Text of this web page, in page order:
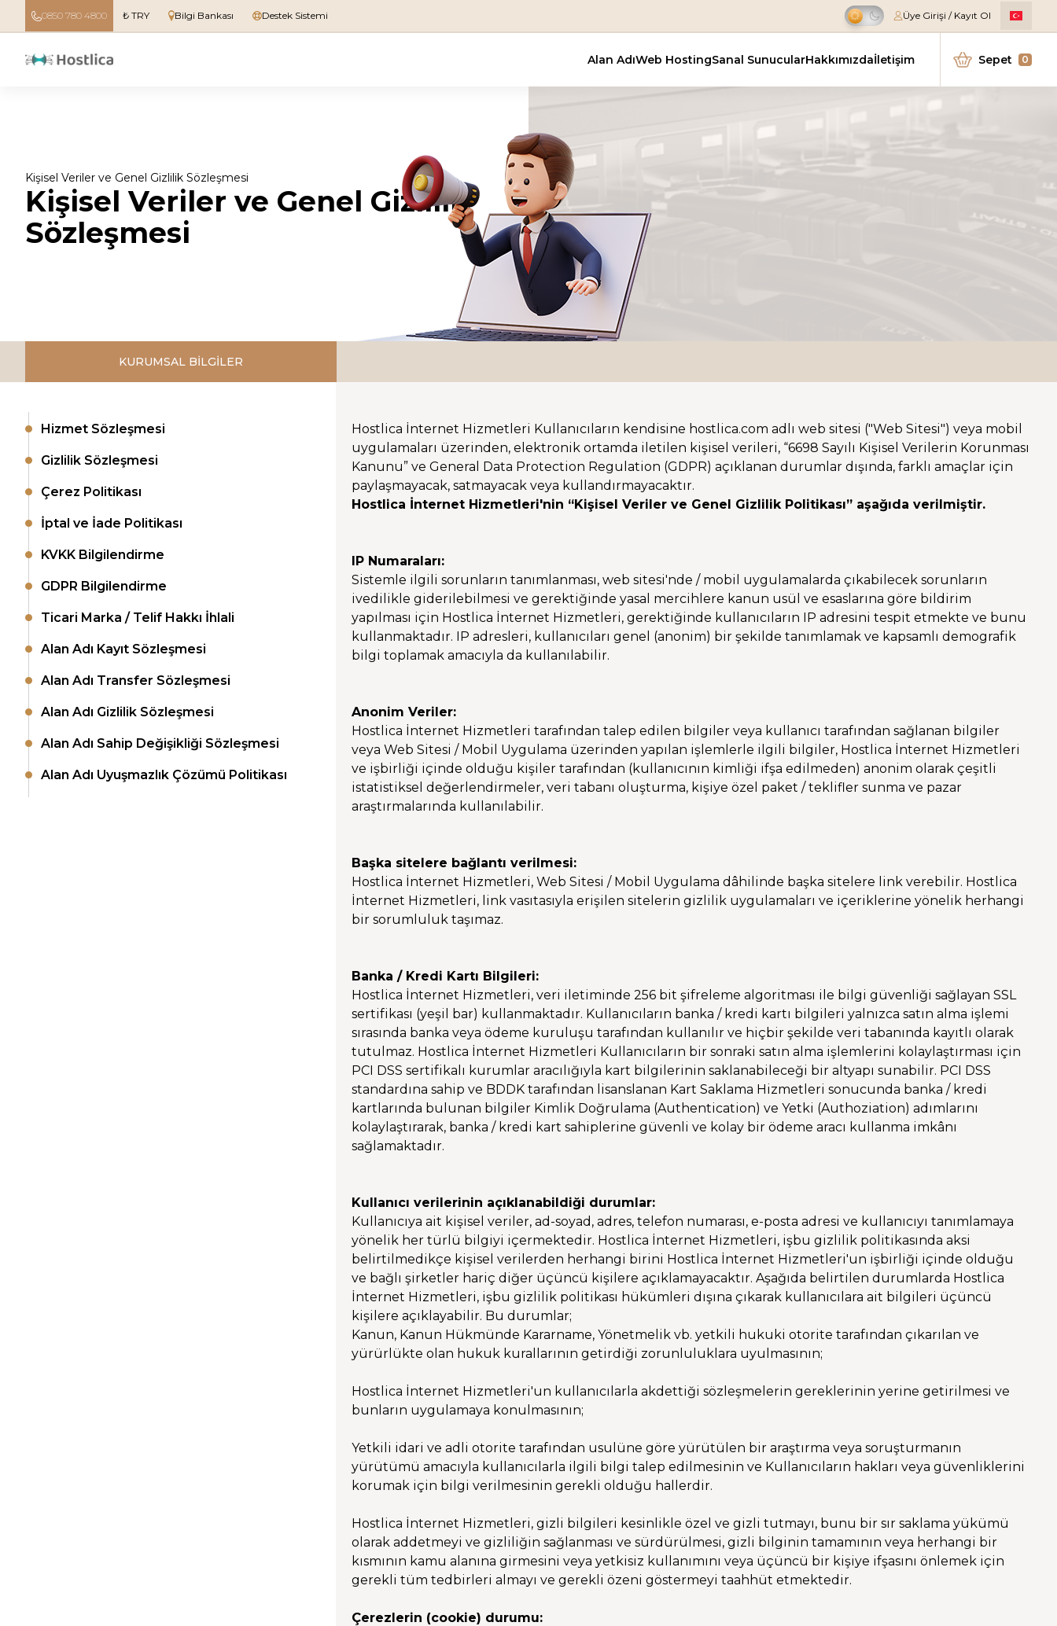
0850 780 4800 ₺ TRY Bilgi Bankası Destek Sistemi Üye Girişi / Kayıt Ol
Alan AdıWeb HostingSanal SunucularHakkımızdaİletişim Sepet 0
Kişisel Veriler ve Genel Gizlilik Sözleşmesi
Kişisel Veriler ve Genel Gizlilik
Sözleşmesi
KURUMSAL BİLGİLER
Hizmet Sözleşmesi
Gizlilik Sözleşmesi
Çerez Politikası
İptal ve İade Politikası
KVKK Bilgilendirme
GDPR Bilgilendirme
Ticari Marka / Telif Hakkı İhlali
Alan Adı Kayıt Sözleşmesi
Alan Adı Transfer Sözleşmesi
Alan Adı Gizlilik Sözleşmesi
Alan Adı Sahip Değişikliği Sözleşmesi
Alan Adı Uyuşmazlık Çözümü Politikası
Hostlica İnternet Hizmetleri Kullanıcıların kendisine hostlica.com adlı web sitesi ("Web Sitesi") veya mobil
uygulamaları üzerinden, elektronik ortamda iletilen kişisel verileri, “6698 Sayılı Kişisel Verilerin Korunması
Kanunu” ve General Data Protection Regulation (GDPR) açıklanan durumlar dışında, farklı amaçlar için
paylaşmayacak, satmayacak veya kullandırmayacaktır.
Hostlica İnternet Hizmetleri'nin “Kişisel Veriler ve Genel Gizlilik Politikası” aşağıda verilmiştir.
IP Numaraları:
Sistemle ilgili sorunların tanımlanması, web sitesi'nde / mobil uygulamalarda çıkabilecek sorunların
ivedilikle giderilebilmesi ve gerektiğinde yasal mercihlere kanun usül ve esaslarına göre bildirim
yapılması için Hostlica İnternet Hizmetleri, gerektiğinde kullanıcıların IP adresini tespit etmekte ve bunu
kullanmaktadır. IP adresleri, kullanıcıları genel (anonim) bir şekilde tanımlamak ve kapsamlı demografik
bilgi toplamak amacıyla da kullanılabilir.
Anonim Veriler:
Hostlica İnternet Hizmetleri tarafından talep edilen bilgiler veya kullanıcı tarafından sağlanan bilgiler
veya Web Sitesi / Mobil Uygulama üzerinden yapılan işlemlerle ilgili bilgiler, Hostlica İnternet Hizmetleri
ve işbirliği içinde olduğu kişiler tarafından (kullanıcının kimliği ifşa edilmeden) anonim olarak çeşitli
istatistiksel değerlendirmeler, veri tabanı oluşturma, kişiye özel paket / teklifler sunma ve pazar
araştırmalarında kullanılabilir.
Başka sitelere bağlantı verilmesi:
Hostlica İnternet Hizmetleri, Web Sitesi / Mobil Uygulama dâhilinde başka sitelere link verebilir. Hostlica
İnternet Hizmetleri, link vasıtasıyla erişilen sitelerin gizlilik uygulamaları ve içeriklerine yönelik herhangi
bir sorumluluk taşımaz.
Banka / Kredi Kartı Bilgileri:
Hostlica İnternet Hizmetleri, veri iletiminde 256 bit şifreleme algoritması ile bilgi güvenliği sağlayan SSL
sertifikası (yeşil bar) kullanmaktadır. Kullanıcıların banka / kredi kartı bilgileri yalnızca satın alma işlemi
sırasında banka veya ödeme kuruluşu tarafından kullanılır ve hiçbir şekilde veri tabanında kayıtlı olarak
tutulmaz. Hostlica İnternet Hizmetleri Kullanıcıların bir sonraki satın alma işlemlerini kolaylaştırması için
PCI DSS sertifikalı kurumlar aracılığıyla kart bilgilerinin saklanabileceği bir altyapı sunabilir. PCI DSS
standardına sahip ve BDDK tarafından lisanslanan Kart Saklama Hizmetleri sonucunda banka / kredi
kartlarında bulunan bilgiler Kimlik Doğrulama (Authentication) ve Yetki (Authoziation) adımlarını
kolaylaştırarak, banka / kredi kart sahiplerine güvenli ve kolay bir ödeme aracı kullanma imkânı
sağlamaktadır.
Kullanıcı verilerinin açıklanabildiği durumlar:
Kullanıcıya ait kişisel veriler, ad-soyad, adres, telefon numarası, e-posta adresi ve kullanıcıyı tanımlamaya
yönelik her türlü bilgiyi içermektedir. Hostlica İnternet Hizmetleri, işbu gizlilik politikasında aksi
belirtilmedikçe kişisel verilerden herhangi birini Hostlica İnternet Hizmetleri'un işbirliği içinde olduğu
ve bağlı şirketler hariç diğer üçüncü kişilere açıklamayacaktır. Aşağıda belirtilen durumlarda Hostlica
İnternet Hizmetleri, işbu gizlilik politikası hükümleri dışına çıkarak kullanıcılara ait bilgileri üçüncü
kişilere açıklayabilir. Bu durumlar;
Kanun, Kanun Hükmünde Kararname, Yönetmelik vb. yetkili hukuki otorite tarafından çıkarılan ve
yürürlükte olan hukuk kurallarının getirdiği zorunluluklara uyulmasının;
Hostlica İnternet Hizmetleri'un kullanıcılarla akdettiği sözleşmelerin gereklerinin yerine getirilmesi ve
bunların uygulamaya konulmasının;
Yetkili idari ve adli otorite tarafından usulüne göre yürütülen bir araştırma veya soruşturmanın
yürütümü amacıyla kullanıcılarla ilgili bilgi talep edilmesinin ve Kullanıcıların hakları veya güvenliklerini
korumak için bilgi verilmesinin gerekli olduğu hallerdir.
Hostlica İnternet Hizmetleri, gizli bilgileri kesinlikle özel ve gizli tutmayı, bunu bir sır saklama yükümü
olarak addetmeyi ve gizliliğin sağlanması ve sürdürülmesi, gizli bilginin tamamının veya herhangi bir
kısmının kamu alanına girmesini veya yetkisiz kullanımını veya üçüncü bir kişiye ifşasını önlemek için
gerekli tüm tedbirleri almayı ve gerekli özeni göstermeyi taahhüt etmektedir.
Çerezlerin (cookie) durumu: